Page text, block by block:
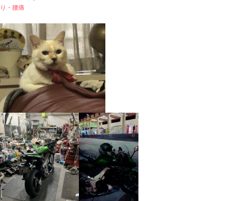
安定性が強い
デメリットは
上手くいなすことが難しくなる
トリッキーな動きが難しくなる
簡単に書いてもこういった差があり
自分に合ったプレースタイル
自分がプレーにおいて求めること
それによって体の柔軟性は合わせていくべきなので、
この理由が明確でない限り、安易に柔らかくする方法は
選手たち・親御さんたちは
運動選手は柔軟性がなくちゃ！
ストレッチをしろ！ とコーチにいわれているから！
カラダが柔らかくないからプレーが良くない！